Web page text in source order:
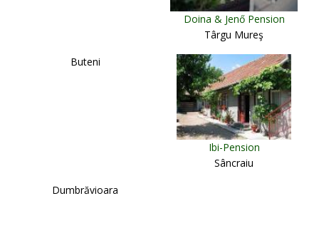
Doina & Jenő Pension
Târgu Mureş
Buteni
Ibi-Pension
Sâncraiu
Dumbrăvioara